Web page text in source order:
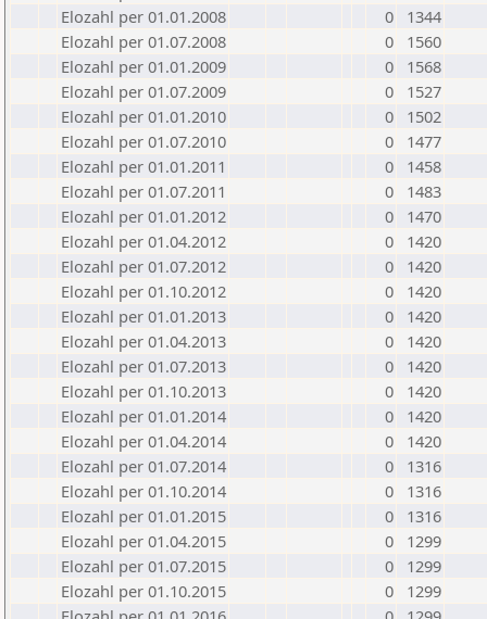
Elozahl per 01.01.2008
0
1344
Elozahl per 01.07.2008
0
1560
Elozahl per 01.01.2009
0
1568
Elozahl per 01.07.2009
0
1527
Elozahl per 01.01.2010
0
1502
Elozahl per 01.07.2010
0
1477
Elozahl per 01.01.2011
0
1458
Elozahl per 01.07.2011
0
1483
Elozahl per 01.01.2012
0
1470
Elozahl per 01.04.2012
0
1420
Elozahl per 01.07.2012
0
1420
Elozahl per 01.10.2012
0
1420
Elozahl per 01.01.2013
0
1420
Elozahl per 01.04.2013
0
1420
Elozahl per 01.07.2013
0
1420
Elozahl per 01.10.2013
0
1420
Elozahl per 01.01.2014
0
1420
Elozahl per 01.04.2014
0
1420
Elozahl per 01.07.2014
0
1316
Elozahl per 01.10.2014
0
1316
Elozahl per 01.01.2015
0
1316
Elozahl per 01.04.2015
0
1299
Elozahl per 01.07.2015
0
1299
Elozahl per 01.10.2015
0
1299